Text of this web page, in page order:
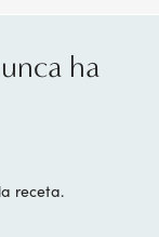
ha
receta.